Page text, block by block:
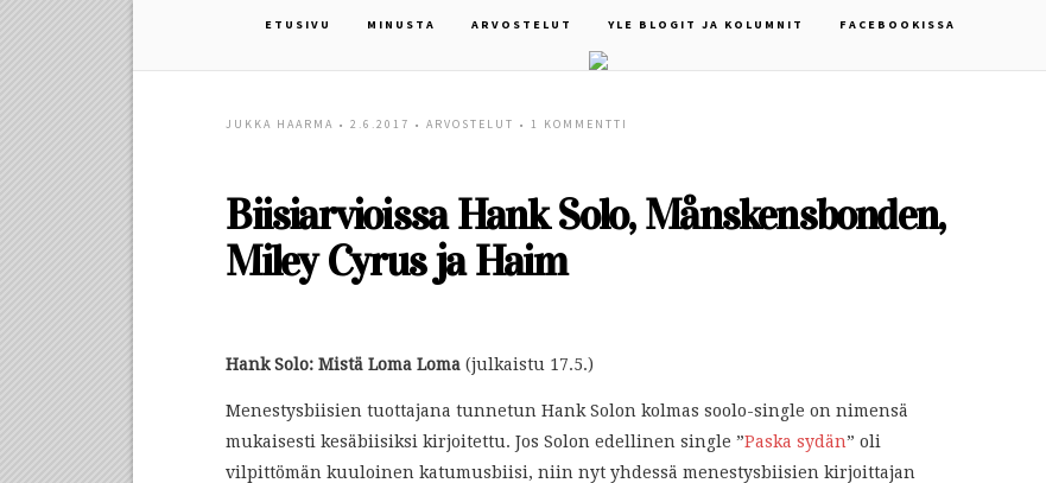
ETUSIVU MINUSTA ARVOSTELUT YLE BLOGIT JA KOLUMNIT FACEBOOKISSA
JUKKA HAARMA • 2.6.2017 •ARVOSTELUT •1 KOMMENTTI
Biisiarvioissa Hank Solo, Månskensbonden,
Miley Cyrus ja Haim
Hank Solo: Mistä Loma Loma(julkaistu 17.5.)
Menestysbiisien tuottajana tunnetun Hank Solon kolmas soolo-single on nimensä
mukaisesti kesäbiisiksi kirjoitettu. Jos Solon edellinen single ”Paska sydän” oli
vilpittömän kuuloinen katumusbiisi, niin nyt yhdessä menestysbiisien kirjoittajan